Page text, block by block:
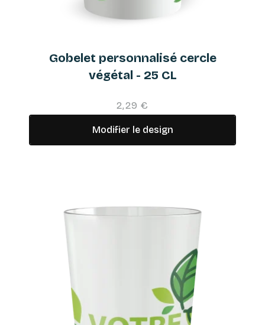
Gobelet personnalisé cercle
végétal - 25 CL
2,29 €
Modifier le design